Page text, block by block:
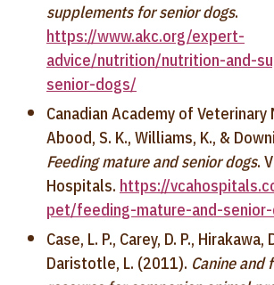
supplements for senior dogs.
https://www.akc.org/expert-
advice/nutrition/nutrition-and-
senior-dogs/
Canadian Academy of Veterinary
Abood, S. K., Williams, K., &
Feeding mature and senior dogs.
Hospitals. https://
pet/feeding-mature-and-
Case, L. P., Carey, D. P., Hirakawa,
Daristotle, L. (2011). Canine and